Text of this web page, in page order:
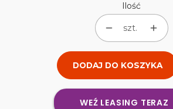
Ilość
szt.
DODAJ DO KOSZYKA
WEŹ LEASING TERAZ